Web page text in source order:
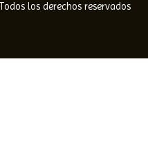
los derechos reservados